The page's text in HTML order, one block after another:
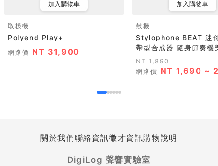
加入購物車
取樣機
Polyend Play+
網路價 NT 31,900
加入購物車
鼓機
Stylophone BEAT 迷
帶型合成器 隨身節奏機
NT 1,890
網路價 NT 1,690 ~
關於我們聯絡資訊徵才資訊購物說明
DigiLog 聲響實驗室